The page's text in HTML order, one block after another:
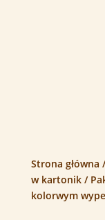
Strona główna
w kartonik/
kolorwym